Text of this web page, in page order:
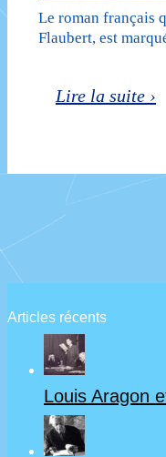
Le roman français
Flaubert, est
Le
la
XIXe
siècle
(1880-
1900)
Lire la suite ›
Articles récents
Louis Aragon